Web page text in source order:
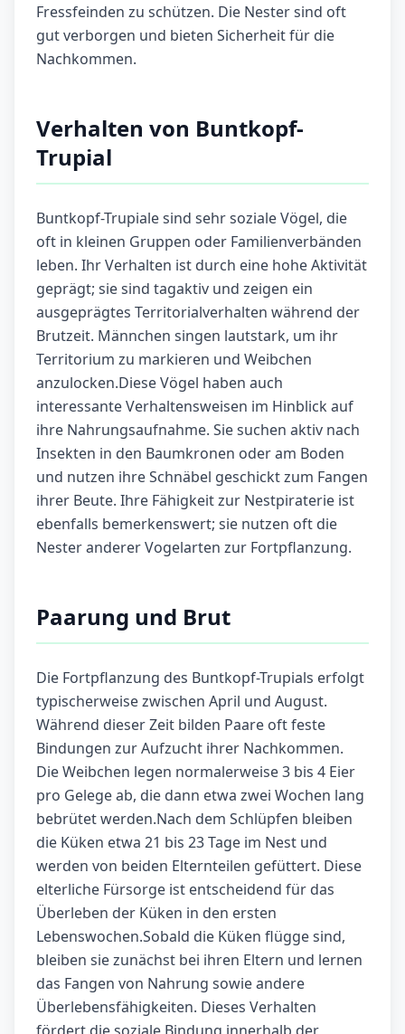
Fressfeinden zu schützen. Die Nester sind oft
gut verborgen und bieten Sicherheit für die
Nachkommen.
Verhalten von Buntkopf-
Trupial
Buntkopf-Trupiale sind sehr soziale Vögel, die
oft in kleinen Gruppen oder Familienverbänden
leben. Ihr Verhalten ist durch eine hohe Aktivität
geprägt; sie sind tagaktiv und zeigen ein
ausgeprägtes Territorialverhalten während der
Brutzeit. Männchen singen lautstark, um ihr
Territorium zu markieren und Weibchen
anzulocken.Diese Vögel haben auch
interessante Verhaltensweisen im Hinblick auf
ihre Nahrungsaufnahme. Sie suchen aktiv nach
Insekten in den Baumkronen oder am Boden
und nutzen ihre Schnäbel geschickt zum Fangen
ihrer Beute. Ihre Fähigkeit zur Nestpiraterie ist
ebenfalls bemerkenswert; sie nutzen oft die
Nester anderer Vogelarten zur Fortpflanzung.
Paarung und Brut
Die Fortpflanzung des Buntkopf-Trupials erfolgt
typischerweise zwischen April und August.
Während dieser Zeit bilden Paare oft feste
Bindungen zur Aufzucht ihrer Nachkommen.
Die Weibchen legen normalerweise 3 bis 4 Eier
pro Gelege ab, die dann etwa zwei Wochen lang
bebrütet werden.Nach dem Schlüpfen bleiben
die Küken etwa 21 bis 23 Tage im Nest und
werden von beiden Elternteilen gefüttert. Diese
elterliche Fürsorge ist entscheidend für das
Überleben der Küken in den ersten
Lebenswochen.Sobald die Küken flügge sind,
bleiben sie zunächst bei ihren Eltern und lernen
das Fangen von Nahrung sowie andere
Überlebensfähigkeiten. Dieses Verhalten